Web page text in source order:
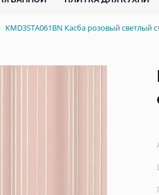
KMD3STA061BN Касба розовый